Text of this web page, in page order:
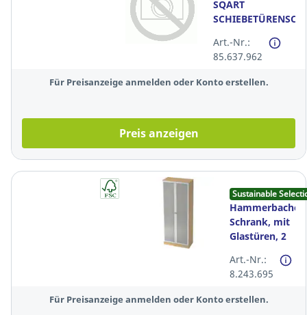
SQART
Art.-Nr.:
85.637.962
Für Preisanzeige anmelden oder Konto erstellen.
Preis anzeigen
Sustainable
Hammerbacher
Schrank, mit
Glastüren, 2
80 x 200,4 x
42 cm, ahron
Art.-Nr.:
8.243.695
Für Preisanzeige anmelden oder Konto erstellen.